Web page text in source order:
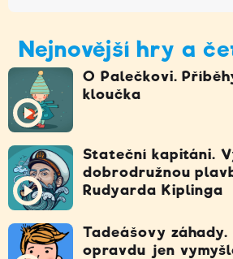
Nejnovější hry a
O Palečkovi.
kloučka
Stateční kapitáni.
dobrodružnou
Rudyarda Kiplinga
Tadeášovy
opravdu jen